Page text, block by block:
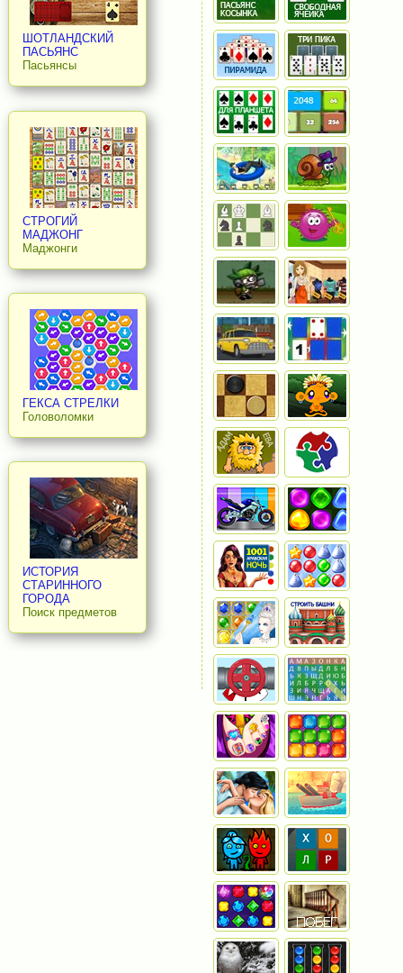
ШОТЛАНДСКИЙ
ПАСЬЯНС
Пасьянсы
СТРОГИЙ
МАДЖОНГ
Маджонги
ГЕКСА СТРЕЛКИ
Головоломки
ИСТОРИЯ
СТАРИННОГО
ГОРОДА
Поиск предметов